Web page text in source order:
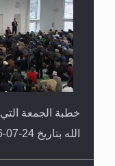
خطبة الجمعة التي
الله بتاريخ 24-07-2026